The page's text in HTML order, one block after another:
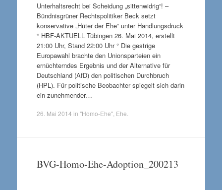
Unterhaltsrecht bei Scheidung „sittenwidrig“! –
Bündnisgrüner Rechtspolitiker Beck setzt
konservative „Hüter der Ehe“ unter Handlungsdruck
° HBF-AKTUELL Tübingen 26. Mai 2014, erstellt
21:00 Uhr, Stand 22:00 Uhr ° Die gestrige
Europawahl brachte den Unionsparteien ein
ernüchterndes Ergebnis und der Alternative für
Deutschland (AfD) den politischen Durchbruch
(HPL). Für politische Beobachter spiegelt sich darin
ein zunehmender…
26. Mai 2014 in "Homo-Ehe", Ehe
BVG-Homo-Ehe-Adoption_200213